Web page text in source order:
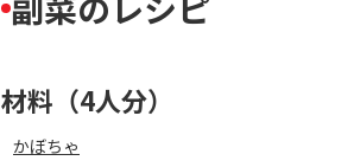
材料（4人分）
かぼちゃ